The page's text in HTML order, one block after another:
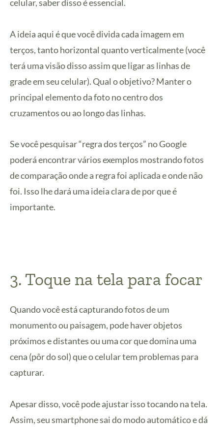
celular, saber disso é essencial.
A ideia aqui é que você divida cada imagem em
terços, tanto horizontal quanto verticalmente (você
terá uma visão disso assim que ligar as linhas de
grade em seu celular). Qual o objetivo? Manter o
principal elemento da foto no centro dos
cruzamentos ou ao longo das linhas.
Se você pesquisar “regra dos terços” no Google
poderá encontrar vários exemplos mostrando fotos
de comparação onde a regra foi aplicada e onde não
foi. Isso lhe dará uma ideia clara de por que é
importante.
3. Toque na tela para focar
Quando você está capturando fotos de um
monumento ou paisagem, pode haver objetos
próximos e distantes ou uma cor que domina uma
cena (pôr do sol) que o celular tem problemas para
capturar.
Apesar disso, você pode ajustar isso tocando na tela.
Assim, seu smartphone sai do modo automático e dá